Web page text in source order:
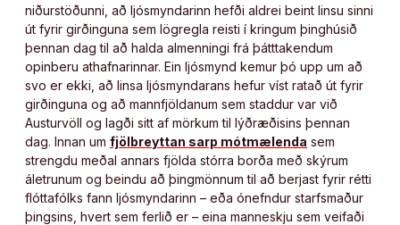
niðurstöðunni, að ljósmyndarinn hefði aldrei beint linsu sinni
út fyrir girðinguna sem lögregla reisti í kringum þinghúsið
þennan dag til að halda almenningi frá þátttakendum
opinberu athafnarinnar. Ein ljósmynd kemur þó upp um að
svo er ekki, að linsa ljósmyndarans hefur víst ratað út fyrir
girðinguna og að mannfjöldanum sem staddur var við
Austurvöll og lagði sitt af mörkum til lýðræðisins þennan
dag. Innan um fjölbreyttan sarp mótmælenda sem
strengdu meðal annars fjölda stórra borða með skýrum
áletrunum og beindu að þingmönnum til að berjast fyrir rétti
flóttafólks fann ljósmyndarinn – eða ónefndur starfsmaður
þingsins, hvert sem ferlið er – eina manneskju sem veifaði